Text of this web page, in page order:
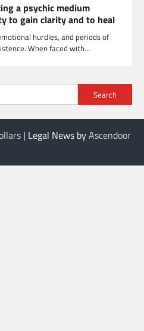
a psychic medium
to gain clarity and to heal
hurdles, and periods of
When faced with…
Search
| Legal News byAscendoor